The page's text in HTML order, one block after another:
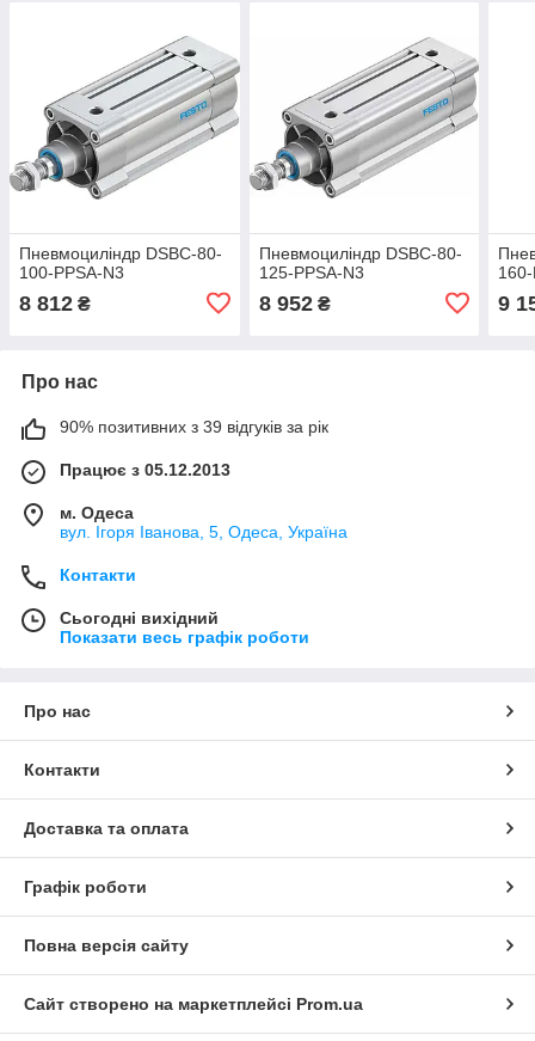
Пневмоциліндр DSBC-80-
100-PPSA-N3
8 812 ₴
Пневмоциліндр DSBC-80-
125-PPSA-N3
8 952₴ 9
Про нас
90% позитивних з 39 відгуків за рік
Працює з 05.12.2013
м. Одеса
вул. Ігоря Іванова, 5, Одеса, Україна
Контакти
Сьогодні вихідний
Показати весь графік роботи
Про нас
Контакти
Доставка та оплата
Графік роботи
Повна версія сайту
Сайт створено на маркетплейсі Prom.ua